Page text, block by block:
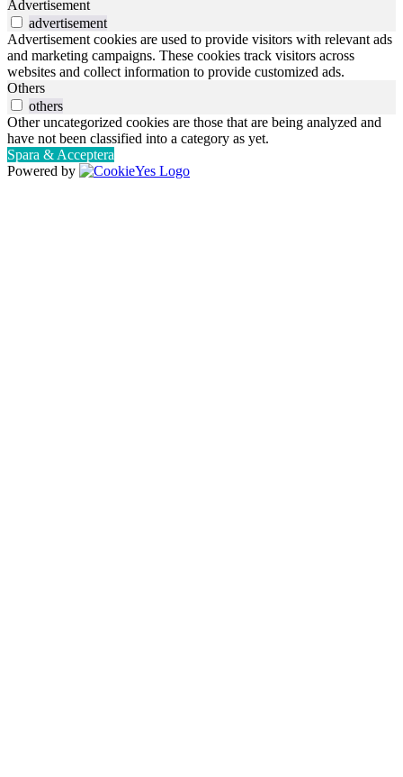
Advertisement
advertisement
Advertisement cookies are used to provide visitors with relevant ads
and marketing campaigns. These cookies track visitors across
websites and collect information to provide customized ads.
Others
others
Other uncategorized cookies are those that are being analyzed and
have not been classified into a category as yet.
Spara & Acceptera
Powered by